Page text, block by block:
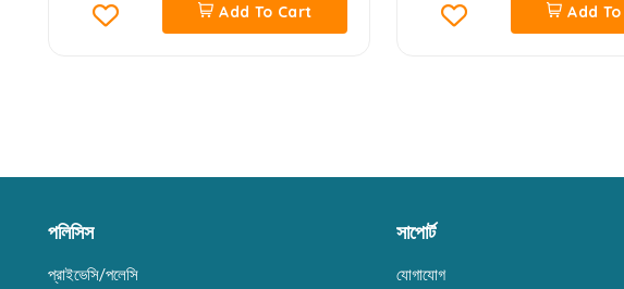
Add To Cart Add
পলিসিস
প্রাইভেসি/পলেসি
সাপোর্ট
যোগাযোগ